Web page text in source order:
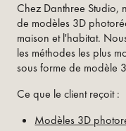
Chez Danthree Studio,
de modèles 3D
maison et l'habitat.
les méthodes les plus
sous forme de modèle
Ce que le client reçoit :
Modèles 3D